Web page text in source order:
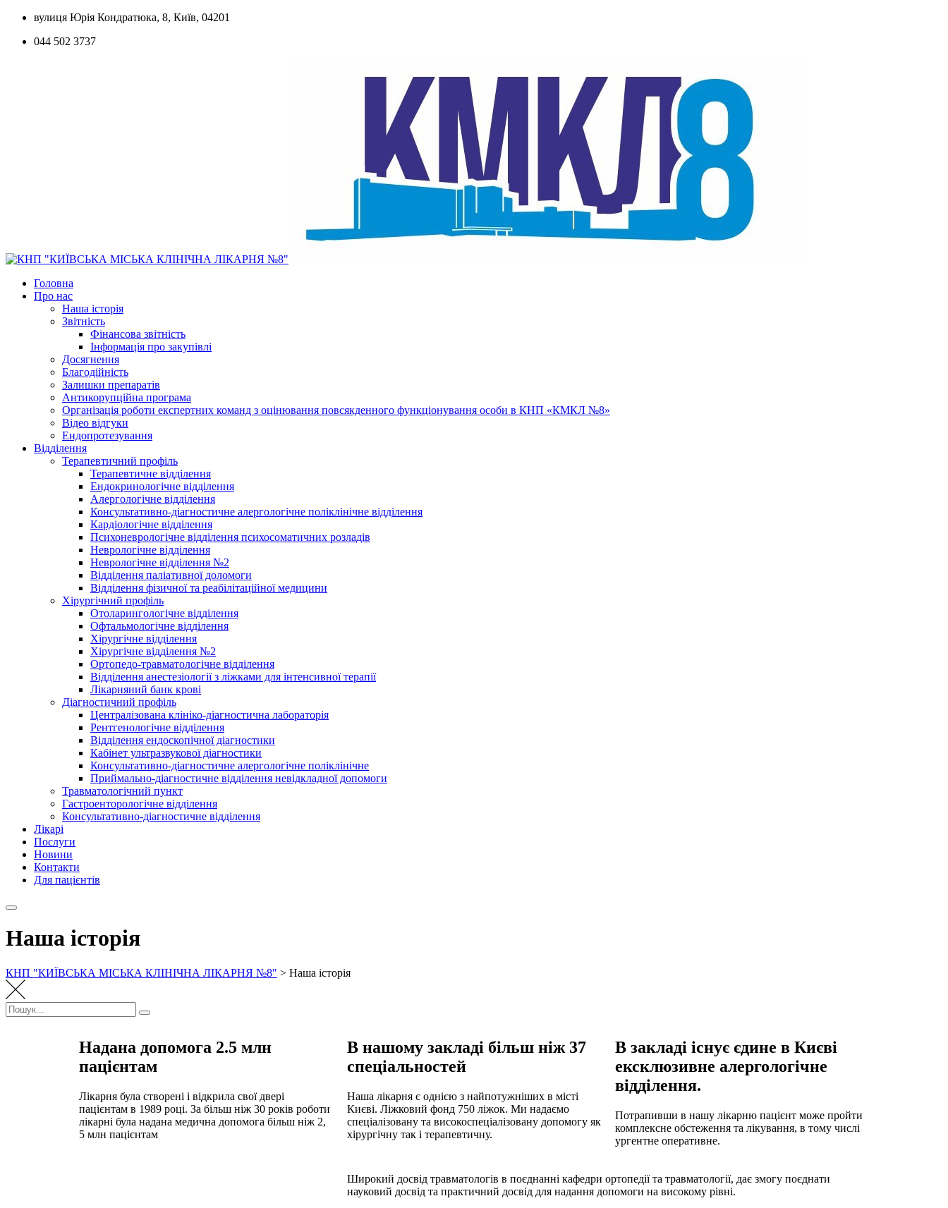
вулиця Юрія Кондратюка, 8, Київ, 04201
044 502 3737
Головна
Про нас
Наша історія
Звітність
Фінансова звітність
Інформація про закупівлі
Досягнення
Благодійність
Залишки препаратів
Антикорупційна програма
Організація роботи експертних команд з оцінювання повсякденного функціонування особи в КНП «КМКЛ №8»
Відео відгуки
Ендопротезування
Відділення
Терапевтичний профіль
Терапевтичне відділення
Ендокринологічне відділення
Алергологічне відділення
Консультативно-діагностичне алергологічне поліклінічне відділення
Кардіологічне відділення
Психоневрологічне відділення психосоматичних розладів
Неврологічне відділення
Неврологічне відділення №2
Відділення паліативної доломоги
Відділення фізичної та реабілітаційної медицини
Хірургічний профіль
Отоларингологічне відділення
Офтальмологічне відділення
Хірургічне відділення
Хірургічне відділення №2
Ортопедо-травматологічне відділення
Відділення анестезіології з ліжками для інтенсивної терапії
Лікарняний банк крові
Діагностичний профіль
Централізована клініко-діагностична лабораторія
Рентгенологічне відділення
Відділення ендоскопічної діагностики
Кабінет ультразвукової діагностики
Консультативно-діагностичне алергологічне поліклінічне
Приймально-діагностичне відділення невідкладної допомоги
Травматологічний пункт
Гастроенторологічне відділення
Консультативно-діагностичне відділення
Лікарі
Послуги
Новини
Контакти
Для пацієнтів
Наша історія
КНП "КИЇВСЬКА МІСЬКА КЛІНІЧНА ЛІКАРНЯ №8" > Наша історія
Надана допомога 2.5 млн
пацієнтам
Лікарня була створені і відкрила свої двері
пацієнтам в 1989 році. За більш ніж 30 років роботи
лікарні була надана медична допомога більш ніж 2,
5 млн пацієнтам
В нашому закладі більш ніж 37
спеціальностей
Наша лікарня є однією з найпотужніших в місті
Києві. Ліжковий фонд 750 ліжок. Ми надаємо
спеціалізовану та високоспеціалізовану допомогу як
хірургічну так і терапевтичну.
В закладі існує єдине в Києві
ексклюзивне алергологічне
відділення.
Потрапивши в нашу лікарню пацієнт може пройти
комплексне обстеження та лікування, в тому числі
ургентне оперативне.
Широкий досвід травматологів в поєднанні кафедри ортопедії та травматології, дає змогу поєднати
науковий досвід та практичний досвід для надання допомоги на високому рівні.